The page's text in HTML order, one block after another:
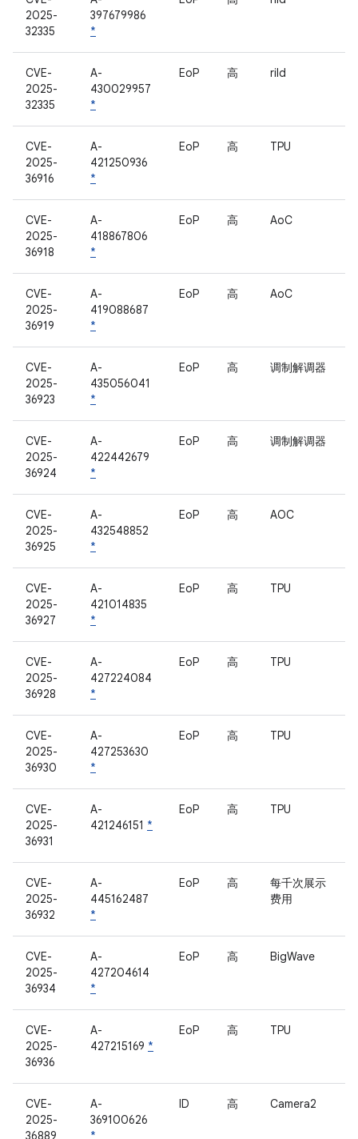
2025-
32335
397679986
*
CVE-
2025-
32335
A-
430029957
*
EoP 高 rild
CVE-
2025-
36916
A-
421250936
*
EoP 高 TPU
CVE-
2025-
36918
A-
418867806
*
EoP 高 AoC
CVE-
2025-
36919
A-
419088687
*
EoP 高 AoC
CVE-
2025-
36923
A-
435056041
*
EoP 高 调制解调器
CVE-
2025-
36924
A-
422442679
*
EoP 高 调制解调器
CVE-
2025-
36925
A-
432548852
*
EoP 高 AOC
CVE-
2025-
36927
A-
421014835
*
EoP 高 TPU
CVE-
2025-
36928
A-
427224084
*
EoP 高 TPU
CVE-
2025-
36930
A-
427253630
*
EoP 高 TPU
CVE-
2025-
36931
A-
421246151 *
EoP 高 TPU
CVE-
2025-
36932
A-
445162487
*
EoP 高
每千次展示
费用
CVE-
2025-
36934
A-
427204614
*
EoP 高 BigWave
CVE-
2025-
36936
A-
427215169 *
EoP 高 TPU
CVE-
2025-
36889
A-
369100626
*
ID 高 Camera2